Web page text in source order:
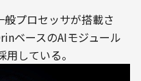
プロセッサが搭載さ
ベースのAIモジュール
用している。